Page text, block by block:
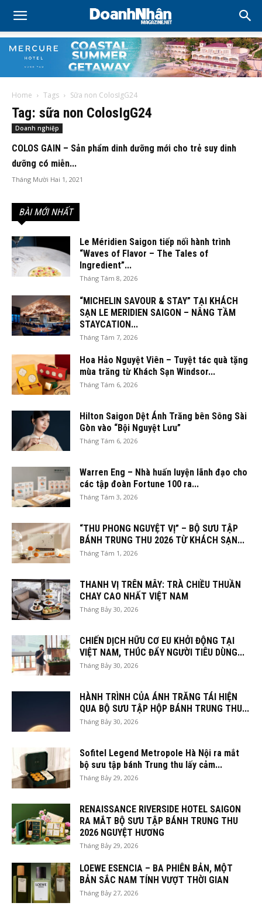
Home Tags Sữa non ColosIgG24
Tag: sữa non ColosIgG24
Doanh nghiệp
COLOS GAIN – Sản phẩm dinh dưỡng mới cho trẻ suy dinh
dưỡng có miễn...
Tháng Mười Hai 1, 2021
BÀI MỚI NHẤT
Le Méridien Saigon tiếp nối hành trình
“Waves of Flavor – The Tales of
Ingredient”...
Tháng Tám 8, 2026
“MICHELIN SAVOUR & STAY” TẠI KHÁCH
SẠN LE MERIDIEN SAIGON – NÂNG TẦM
STAYCATION...
Tháng Tám 7, 2026
Hoa Hảo Nguyệt Viên – Tuyệt tác quà tặng
mùa trăng từ Khách Sạn Windsor...
Tháng Tám 6, 2026
Hilton Saigon Dệt Ánh Trăng bên Sông Sài
Gòn vào “Bội Nguyệt Lưu”
Tháng Tám 6, 2026
Warren Eng – Nhà huấn luyện lãnh đạo cho
các tập đoàn Fortune 100 ra...
Tháng Tám 3, 2026
“THU PHONG NGUYỆT VỊ” – BỘ SƯU TẬP
BÁNH TRUNG THU 2026 TỪ KHÁCH SẠN...
Tháng Tám 1, 2026
THANH VỊ TRÊN MÂY: TRÀ CHIỀU THUẦN
CHAY CAO NHẤT VIỆT NAM
Tháng Bảy 30, 2026
CHIẾN DỊCH HỮU CƠ EU KHỞI ĐỘNG TẠI
VIỆT NAM, THÚC ĐẨY NGƯỜI TIÊU DÙNG...
Tháng Bảy 30, 2026
HÀNH TRÌNH CỦA ÁNH TRĂNG TÁI HIỆN
QUA BỘ SƯU TẬP HỘP BÁNH TRUNG THU...
Tháng Bảy 30, 2026
Sofitel Legend Metropole Hà Nội ra mắt
bộ sưu tập bánh Trung thu lấy cảm...
Tháng Bảy 29, 2026
RENAISSANCE RIVERSIDE HOTEL SAIGON
RA MẮT BỘ SƯU TẬP BÁNH TRUNG THU
2026 NGUYỆT HƯƠNG
Tháng Bảy 29, 2026
LOEWE ESENCIA – BA PHIÊN BẢN, MỘT
BẢN SẮC NAM TÍNH VƯỢT THỜI GIAN
Tháng Bảy 27, 2026